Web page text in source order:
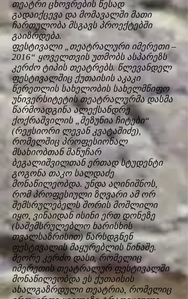
თეატრი ცხოვრების წესად
გადაიქცევა და მომავალში მათი
ჩართულობა მსგავს პროექტებში
გაიზრდება.
ფესტივალი „თეატრალური იმერეთი –
2016“ ყოველთვის უთმობს ასპარეზს
კერძო ტიპის თეატრებს. წლევანდელ
ფესტივალშიც ქუთაისის აკაკი
წერეთლის სახელობის სახელმწიფო
უნივერსიტეტის თეატრალურმა დასმა
წარმოადგინა ალექსანდრე
ქოქრაშვილის „მეზუნია ჩიტები“
(რეჟსიორი ლევან კვატაშიძე),
რომელშიც პროფესიონალ
მსახიობთან მანუჩარ
ბეგალიშვილთან ერთად სტუდენტი
გოგონა თაკო სალდაძე
მონაწილეობდა. უნდა აღინიშნოს,
რომ პროფესიული ზღვარი ამ ორ
შემსრულებელს შორის მოშლილი
იყო, ვინაიდან ისინი ერთ დონეზე
(საშემსრულებლო ხარისხის
თვალსაზრისით) წარსდგნენ
ფესტივალის მაყურებლის წინაშე.
მეორე კერძო დასი, რომელიც
იმერეთის თეატრალურ ფესტივალში
მონაწილეობდა ეს ქუთაისის
ახალგაზრდული თეატრია, რომელიც